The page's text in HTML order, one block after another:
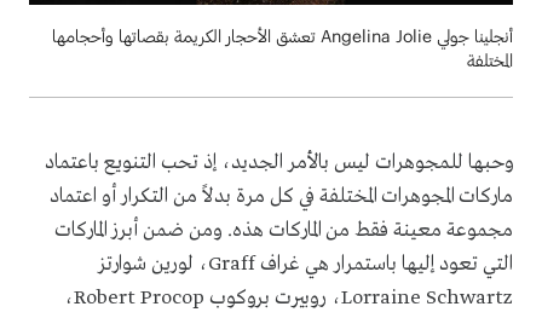
أنجلينا جولي Angelina Jolie تعشق الأحجار الكريمة بقصاتها وأحجامها
المختلفة
وحبها للمجوهرات ليس بالأمر الجديد، إذ تحب التنويع باعتماد
ماركات المجوهرات المختلفة في كل مرة بدلاً من التكرار أو اعتماد
مجموعة معينة فقط من الماركات هذه. ومن ضمن أبرز الماركات
التي تعود إليها باستمرار هي غرافGraff، لورين شوارتز
Lorraine Schwartz، روبيرت بروكوب Robert Procop،